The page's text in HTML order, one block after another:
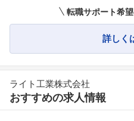
転職サポート希
詳しく
ライト工業株式会社
おすすめの求人情報